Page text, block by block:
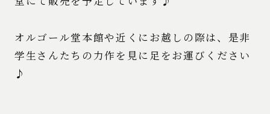
オルゴール堂本館や近くにお越しの際は、是非
学生さんたちの力作を見に足をお運びください
♪